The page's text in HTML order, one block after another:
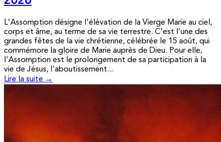
L'Assomption désigne l'élévation de la Vierge Marie au ciel,
corps et âme, au terme de sa vie terrestre. C'est l'une des
grandes fêtes de la vie chrétienne, célébrée le 15 août, qui
commémore la gloire de Marie auprès de Dieu. Pour elle,
l'Assomption est le prolongement de sa participation à la
vie de Jésus, l'aboutissement...
Lire la suite →